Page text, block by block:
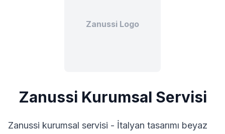
Zanussi Logo
Zanussi Kurumsal Servisi
Zanussi kurumsal servisi - İtalyan tasarımı beyaz